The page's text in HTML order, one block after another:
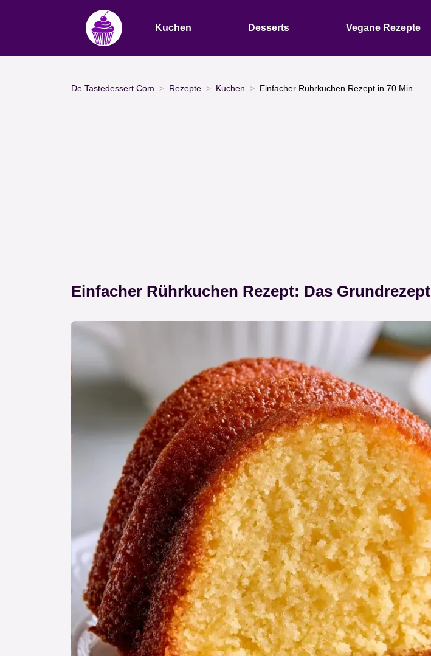
Kuchen Desserts Vegane Rezepte
De.Tastedessert.Com Rezepte Kuchen Einfacher Rührkuchen Rezept in 70 Min
Einfacher Rührkuchen Rezept: Das Grundrezept